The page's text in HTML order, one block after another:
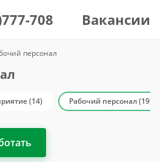
708 Вакансии
персонал
(14) Рабочий персонал (19)